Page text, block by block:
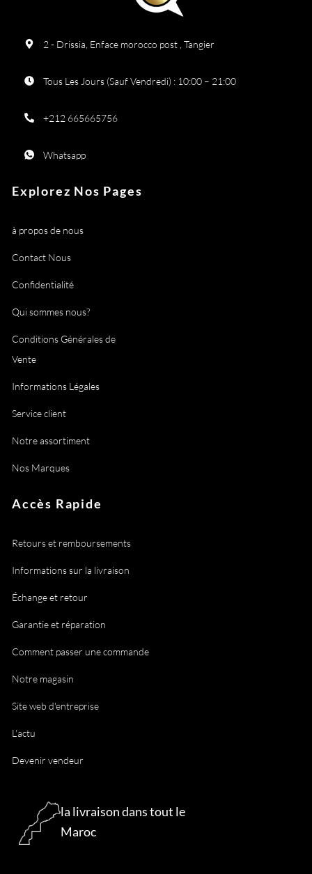
2 - Drissia, Enface morocco post , Tangier
Tous Les Jours (Sauf Vendredi) : 10:00 – 21:00
+212 665665756
Whatsapp
Explorez Nos Pages
à propos de nous
Contact Nous
Confidentialité
Qui sommes nous?
Conditions Générales de
Vente
Informations Légales
Service client
Notre assortiment
Nos Marques
Accès Rapide
Retours et remboursements
Informations sur la livraison
Échange et retour
Garantie et réparation
Comment passer une commande
Notre magasin
Site web d'entreprise
L'actu
Devenir vendeur
la livraison dans tout le
Maroc